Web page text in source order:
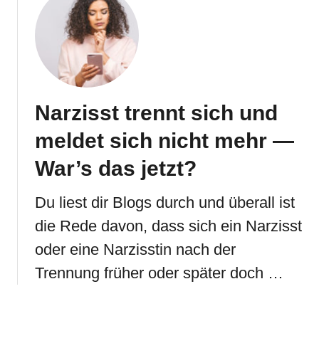
Narzisst trennt sich und
meldet sich nicht mehr —
War’s das jetzt?
Du liest dir Blogs durch und überall ist
die Rede davon, dass sich ein Narzisst
oder eine Narzisstin nach der
Trennung früher oder später doch …